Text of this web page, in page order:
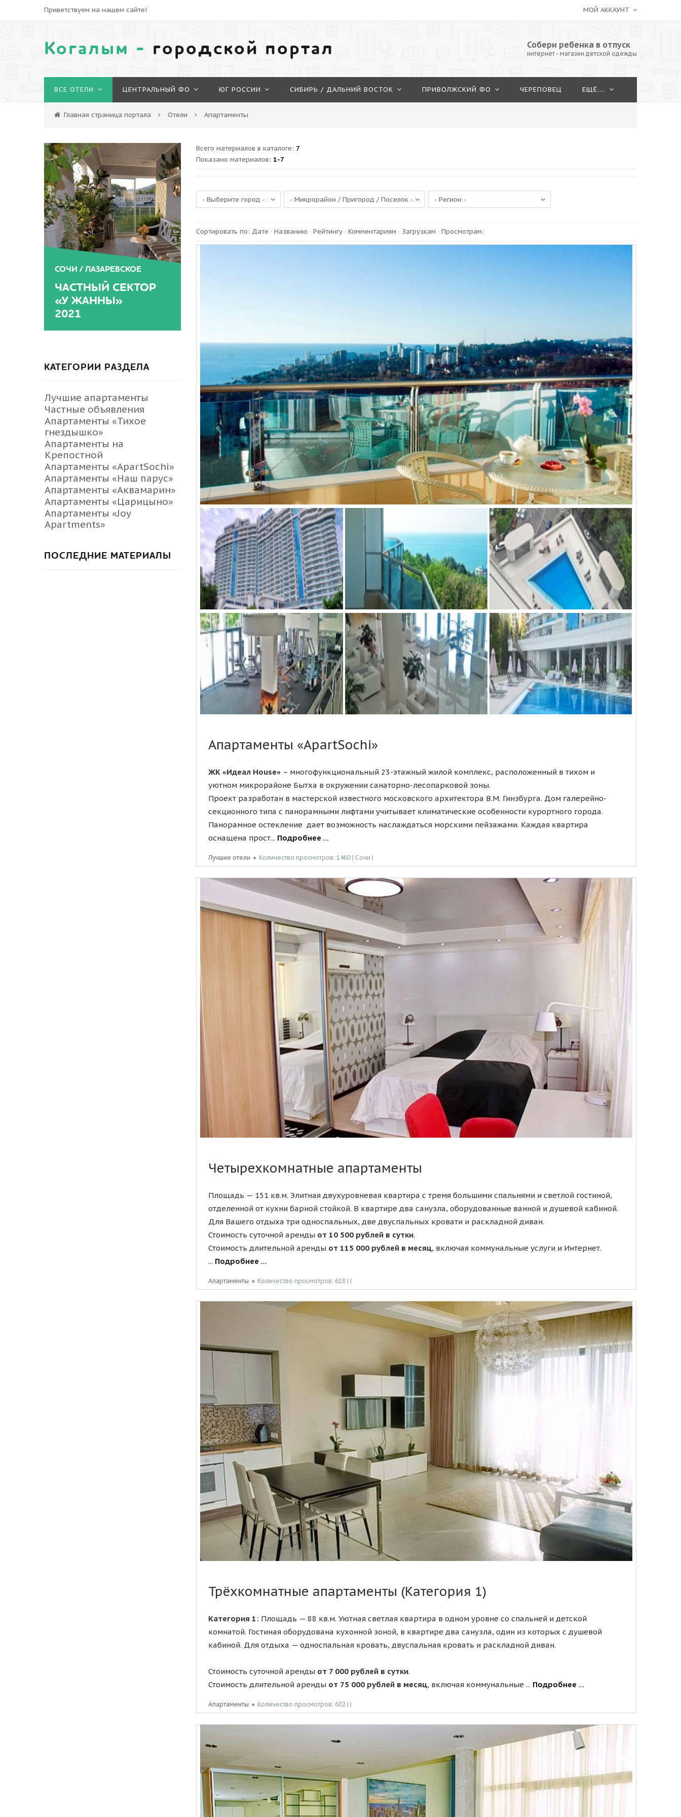
Приветствуем на нашем сайте! МОЙ АККАУНТ
Когалым - городской портал Собери ребенка в отпуск
интернет - магазин детской одежды
ВСЕ ОТЕЛИ ЦЕНТРАЛЬНЫЙ ФО ЮГ РОССИИ СИБИРЬ / ДАЛЬНИЙ ВОСТОК ПРИВОЛЖСКИЙ ФО ЧЕРЕПОВЕЦ ЕЩЁ....
Главная страница портала Отели Апартаменты
Всего материалов в каталоге: 7
Показано материалов:1-7
Сортировать по: Дате ·Названию ·Рейтингу ·Комментариям · Загрузкам ·Просмотрам
Апартаменты «ApartSochi»
ЖК «Идеал House» – многофункциональный 23-этажный жилой комплекс, расположенный в тихом и
уютном микрорайоне Бытха в окружении санаторно-лесопарковой зоны.
Проект разработан в мастерской известного московского архитектора В.М. Гинзбурга. Дом галерейно-
секционного типа с панорамными лифтами учитывает климатические особенности курортного города.
Панорамное остекление дает возможность наслаждаться морскими пейзажами. Каждая квартира
оснащена прост... Подробнее ...
Лучшие отели ● Количество просмотров: 1460 | Сочи |
Четырехкомнатные апартаменты
Площадь — 151 кв.м. Элитная двухуровневая квартира с тремя большими спальнями и светлой гостиной,
отделенной от кухни барной стойкой. В квартире два санузла, оборудованные ванной и душевой кабиной.
Для Вашего отдыха три односпальных, две двуспальных кровати и раскладной диван.
Стоимость суточной аренды от 10 500 рублей в сутки.
Стоимость длительной аренды от 115 000 рублей в месяц, включая коммунальные услуги и Интернет.
... Подробнее ...
Апартаменты ● Количество просмотров: 618 | |
Трёхкомнатные апартаменты (Категория 1)
Категория 1: Площадь — 88 кв.м. Уютная светлая квартира в одном уровне со спальней и детской
комнатой. Гостиная оборудована кухонной зоной, в квартире два санузла, один из которых с душевой
кабиной. Для отдыха — односпальная кровать, двуспальная кровать и раскладной диван.
Стоимость суточной аренды от 7 000 рублей в сутки.
Стоимость длительной аренды от 75 000 рублей в месяц, включая коммунальные ... Подробнее ...
Апартаменты ● Количество просмотров: 602 | |
СОЧИ / ЛАЗАРЕВСКОЕ
ЧАСТНЫЙ СЕКТОР
«У ЖАННЫ»
2021
КАТЕГОРИИ РАЗДЕЛА
Лучшие апартаменты
Частные объявления
Апартаменты «Тихое
гнездышко»
Апартаменты на
Крепостной
Апартаменты «ApartSochi»
Апартаменты «Наш парус»
Апартаменты «Аквамарин»
Апартаменты «Царицыно»
Апартаменты «Joy
Apartments»
ПОСЛЕДНИЕ МАТЕРИАЛЫ